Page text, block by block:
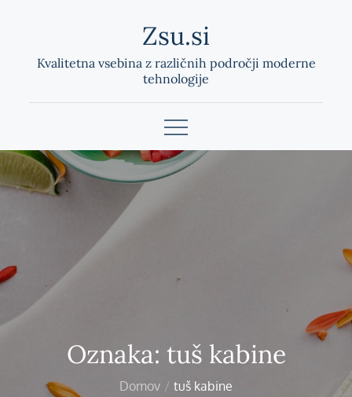
content
Zsu.si
Kvalitetna vsebina z različnih področji moderne
tehnologije
Oznaka: tuš kabine
Domov tuš kabine